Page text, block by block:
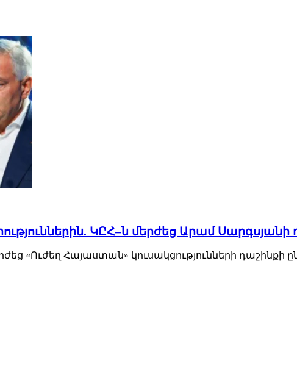
ԿԸՀ–ն մերժեց Արամ Սարգսյանի
«Ուժեղ Հայաստան» կուսակցությունների դաշինքի